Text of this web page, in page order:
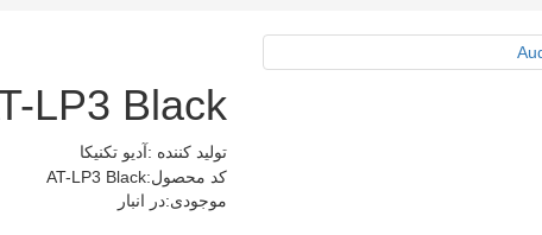
LP3 Black
تولید کننده :آدیو تکنیکا
کد محصول:AT-LP3 Black
موجودی:در انبار